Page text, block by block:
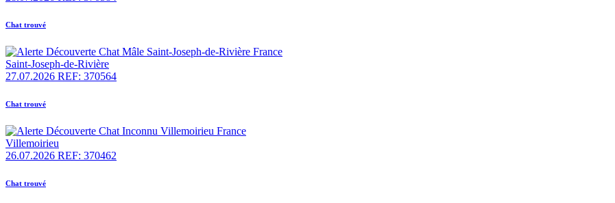
Chat trouvé
Saint-Joseph-de-Rivière
27.07.2026 REF: 370564
Chat trouvé
Villemoirieu
26.07.2026 REF: 370462
Chat trouvé